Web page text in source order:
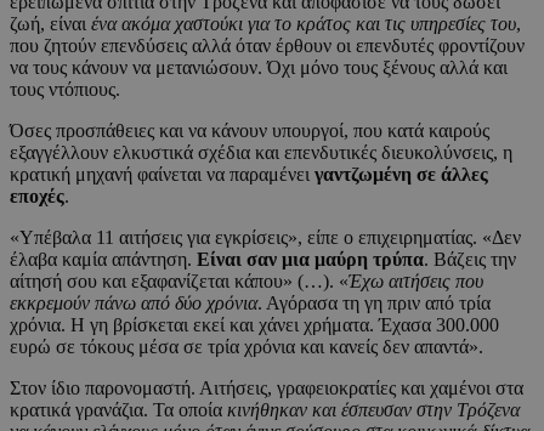
ζωή, είναι ένα ακόμα χαστούκι για το κράτος και τις υπηρεσίες του,
που ζητούν επενδύσεις αλλά όταν έρθουν οι επενδυτές φροντίζουν
να τους κάνουν να μετανιώσουν. Όχι μόνο τους ξένους αλλά και
τους ντόπιους.
Όσες προσπάθειες και να κάνουν υπουργοί, που κατά καιρούς
εξαγγέλλουν ελκυστικά σχέδια και επενδυτικές διευκολύνσεις, η
κρατική μηχανή φαίνεται να παραμένει γαντζωμένη σε άλλες
εποχές.
«Υπέβαλα 11 αιτήσεις για εγκρίσεις», είπε ο επιχειρηματίας. «Δεν
έλαβα καμία απάντηση. Είναι σαν μια μαύρη τρύπα. Βάζεις την
αίτησή σου και εξαφανίζεται κάπου» (…). «Έχω αιτήσεις που
εκκρεμούν πάνω από δύο χρόνια. Αγόρασα τη γη πριν από τρία
χρόνια. Η γη βρίσκεται εκεί και χάνει χρήματα. Έχασα 300.000
ευρώ σε τόκους μέσα σε τρία χρόνια και κανείς δεν απαντά».
Στον ίδιο παρονομαστή. Αιτήσεις, γραφειοκρατίες και χαμένοι στα
κρατικά γρανάζια. Τα οποία κινήθηκαν και έσπευσαν στην Τρόζενα